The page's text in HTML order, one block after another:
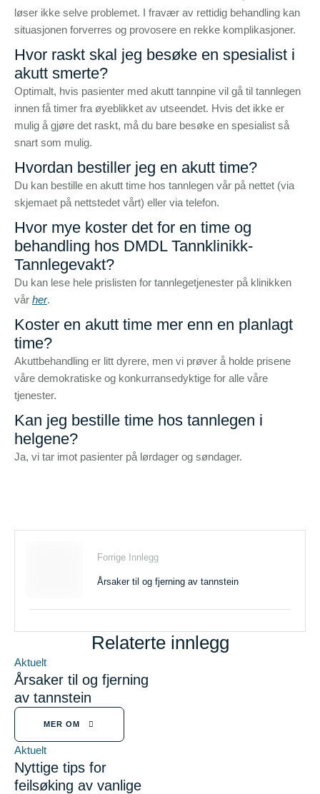
løser ikke selve problemet. I fravær av rettidig behandling kan
situasjonen forverres og provosere en rekke komplikasjoner.
Hvor raskt skal jeg besøke en spesialist i
akutt smerte?
Optimalt, hvis pasienter med akutt tannpine vil gå til tannlegen
innen få timer fra øyeblikket av utseendet. Hvis det ikke er
mulig å gjøre det raskt, må du bare besøke en spesialist så
snart som mulig.
Hvordan bestiller jeg en akutt time?
Du kan bestille en akutt time hos tannlegen vår på nettet (via
skjemaet på nettstedet vårt) eller via telefon.
Hvor mye koster det for en time og
behandling hos DMDL Tannklinikk-
Tannlegevakt?
Du kan lese hele prislisten for tannlegetjenester på klinikken
vår her.
Koster en akutt time mer enn en planlagt
time?
Akuttbehandling er litt dyrere, men vi prøver å holde prisene
våre demokratiske og konkurransedyktige for alle våre
tjenester.
Kan jeg bestille time hos tannlegen i
helgene?
Ja, vi tar imot pasienter på lørdager og søndager.
Forrige Innlegg
Årsaker til og fjerning av tannstein
Relaterte innlegg
Aktuelt
Årsaker til og fjerning
av tannstein
MER OM
Aktuelt
Nyttige tips for
feilsøking av vanlige